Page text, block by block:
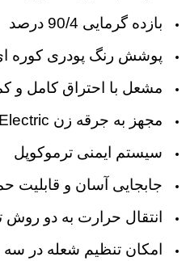
بازده گرمایی 90/4 درصد
پوشش رنگ پودری کوره ای
مشعل با احتراق کامل و
مجهز به جرقه زن
سیستم ایمنی ترموکوپل
جابجایی آسان و قابلیت
انتقال حرارت به دو روش
امکان تنظیم شعله در